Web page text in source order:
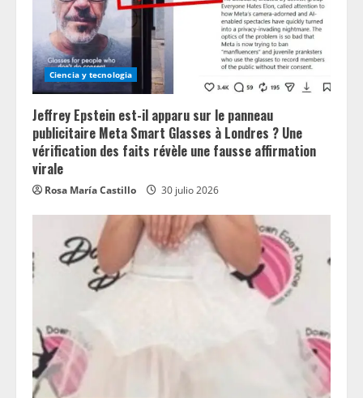
Ciencia y tecnologia
Jeffrey Epstein est-il apparu sur le panneau
publicitaire Meta Smart Glasses à Londres ? Une
vérification des faits révèle une fausse affirmation
virale
Rosa María Castillo 30 julio 2026